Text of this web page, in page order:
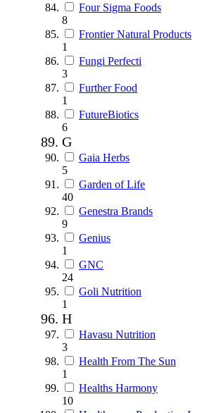
Four Sigma Foods
8
Frontier Natural Products
1
Fungi Perfecti
3
Further Food
1
FutureBiotics
6
G
Gaia Herbs
5
Garden of Life
40
Genestra Brands
9
Genius
1
GNC
24
Goli Nutrition
1
H
Havasu Nutrition
3
Health From The Sun
1
Healths Harmony
10